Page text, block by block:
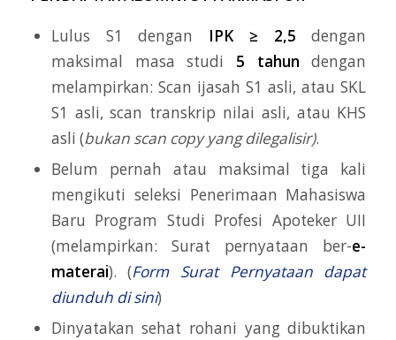
Lulus S1 dengan IPK ≥ 2,5 dengan
maksimal masa studi 5 tahun dengan
melampirkan: Scan ijasah S1 asli, atau SKL
S1 asli, scan transkrip nilai asli, atau KHS
asli (bukan scan copy yang dilegalisir).
Belum pernah atau maksimal tiga kali
mengikuti seleksi Penerimaan Mahasiswa
Baru Program Studi Profesi Apoteker UII
(melampirkan: Surat pernyataan ber-e-
materai). (Form Surat Pernyataan dapat
diunduh di sini)
Dinyatakan sehat rohani yang dibuktikan